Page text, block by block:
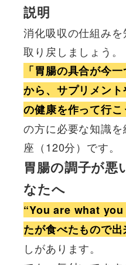
収
の
仕
組
み』
テ
キ
ス
ト
付
個
説明
消化吸収の仕組み
取り戻しましょう。
「胃腸の具合が今
から、サプリメン
の健康を作って行こ
の方に必要な知識
座（120分）です。
胃腸の調子が悪
なたへ
“You are what you
たが食べたもので出
しがあります。